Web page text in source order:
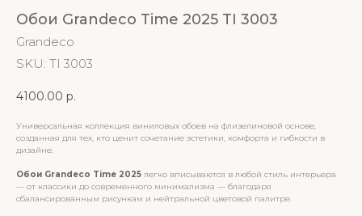
Обои Grandeco Time 2025 TI 3003
Grandeco
SKU: TI 3003
4100.00 р.
Универсальная коллекция виниловых обоев на флизелиновой основе,
созданная для тех, кто ценит сочетание эстетики, комфорта и гибкости в
дизайне.
Обои Grandeco Time 2025 легко вписываются в любой стиль интерьера
— от классики до современного минимализма — благодаря
сбалансированным рисункам и нейтральной цветовой палитре.